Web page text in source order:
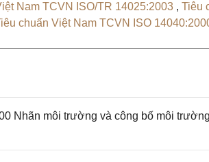
Nam TCVN ISO/TR 14025:2003 , Tiêu
chuẩn Việt Nam TCVN ISO
Nhãn môi trường và công bố môi